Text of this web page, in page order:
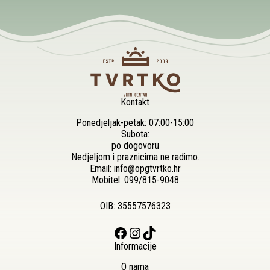
Kontakt
Ponedjeljak-petak: 07:00-15:00
Subota:
po dogovoru
Nedjeljom i praznicima ne radimo.
Email: info@opgtvrtko.hr
Mobitel: 099/815-9048
OIB: 35557576323
Facebook Instagram TikTok
Informacije
O nama